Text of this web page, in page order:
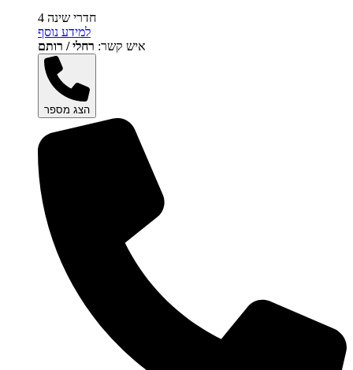
4 חדרי שינה
למידע נוסף
איש קשר: רחלי / רותם
הצג מספר